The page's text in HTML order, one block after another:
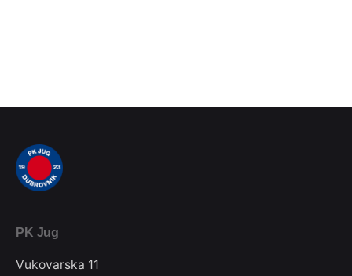
PK Jug
Vukovarska 11